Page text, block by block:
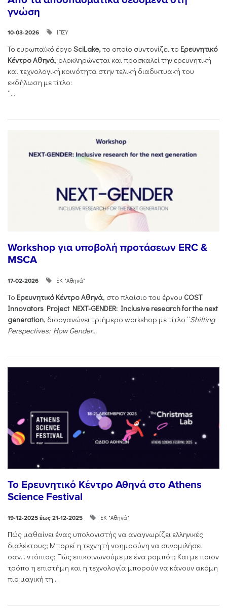
γνώση
10-03-2026 ΙΠΣΥ
Το ευρωπαϊκό έργο SciLake,το οποίο συντονίζει το Ερευνητικό
Κέντρο Αθηνά, ολοκληρώνεται και προσκαλεί την ερευνητική
και τεχνολογική κοινότητα στην τελική διαδικτυακή του
εκδήλωση με τίτλο:
“...
Workshop για υποβολή προτάσεων ERC &
MSCA
17-02-2026 ΕΚ "Αθηνά"
Το Ερευνητικό Κέντρο Αθηνά, στο πλαίσιο του έργου COST
Innovators Project NEXT-GENDER: Inclusive research for the next
generation, διοργανώνει τριήμερο workshop με τίτλο “Shifting
Perspectives: How Gender...
Το Ερευνητικό Κέντρο Αθηνά στο Athens
Science Festival
19-12-2025 έως 21-12-2025 ΕΚ "Αθηνά"
Πώς μαθαίνει ένας υπολογιστής να αναγνωρίζει ελληνικές
διαλέκτους; Μπορεί η τεχνητή νοημοσύνη να συνομιλήσει
σαν… ντόπιος; Πώς επικοινωνούμε με ένα ρομπότ; Και με ποιον
τρόπο η επιστήμη και η τεχνολογία μπορούν να κάνουν ακόμη
πιο μαγική τη...